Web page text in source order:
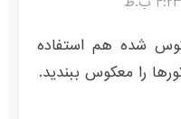
شده هم استفاده
را معکوس ببندید.